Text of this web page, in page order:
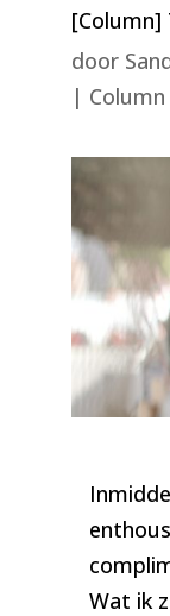
[Column]
door
| Column
Foto:
Wat ik